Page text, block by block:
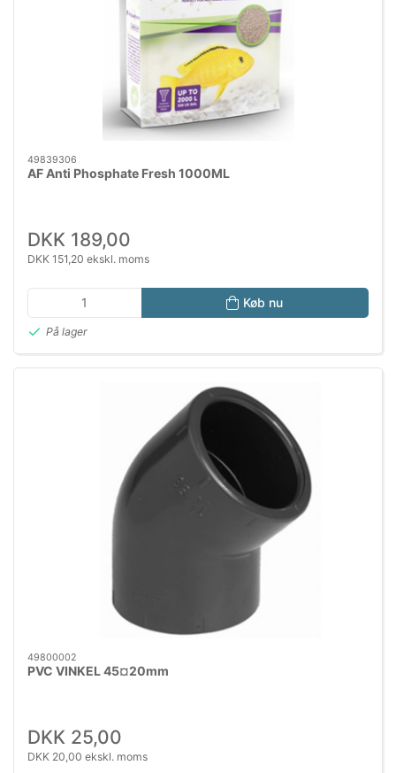
49839306
AF Anti Phosphate Fresh 1000ML
DKK 189,00
DKK 151,20 ekskl. moms
Køb nu
På lager
49800002
PVC VINKEL 45¤20mm
DKK 25,00
DKK 20,00 ekskl. moms